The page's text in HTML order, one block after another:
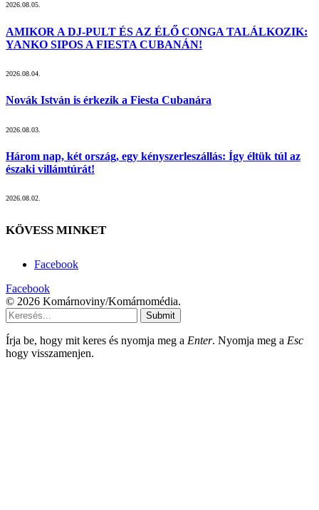
2026.08.05.
AMIKOR A DJ-PULT ÉS AZ ÉLŐ CONGA TALÁLKOZIK:
YANKO SIPOS A FIESTA CUBANÁN!
2026.08.04.
Novák István is érkezik a Fiesta Cubanára
2026.08.03.
Három nap, két ország, egy kényszerleszállás: Így éltük túl az
északi villámtúrát!
2026.08.02.
KÖVESS MINKET
Facebook
Facebook
© 2026 Komárnoviny/Komárnomédia.
Submit
Írja be, hogy mit keres és nyomja meg a Enter. Nyomja meg a Esc
hogy visszamenjen.